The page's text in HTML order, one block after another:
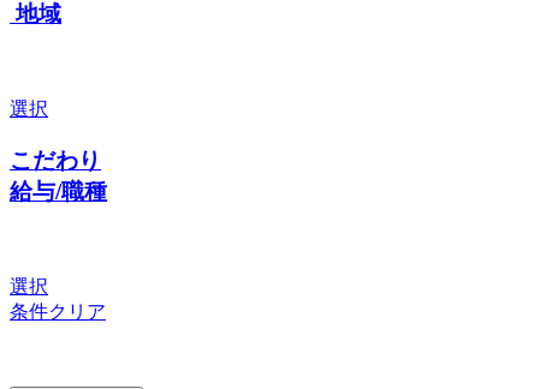
地域
選択
こだわり
給与/職種
選択
条件クリア